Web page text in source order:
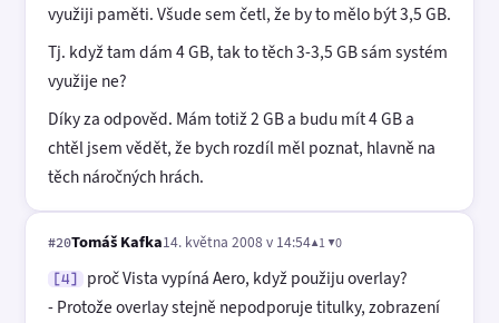
využiji paměti. Všude sem četl, že by to mělo být 3,5 GB.
Tj. když tam dám 4 GB, tak to těch 3-3,5 GB sám systém
využije ne?
Díky za odpověd. Mám totiž 2 GB a budu mít 4 GB a
chtěl jsem vědět, že bych rozdíl měl poznat, hlavně na
těch náročných hrách.
#20Tomáš Kafka14. května 2008 v 14:54▲1 ▼0
[4]
proč Vista vypíná Aero, když použiju overlay?
- Protože overlay stejně nepodporuje titulky, zobrazení